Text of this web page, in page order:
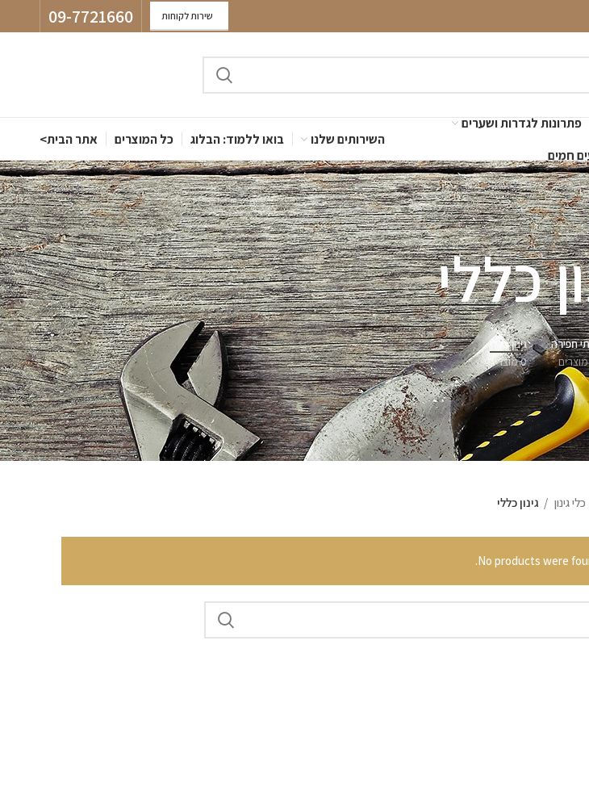
שירות לקוחות 09-7721660
פתרונות לגדרות ושערים
חמים
השירותים שלנו בואו ללמוד: הבלוג כל המוצרים אתר הבית>
כללי
חפירה
גינון כללי
0 מוצרים
כלי גינון גינון כללי
No products were